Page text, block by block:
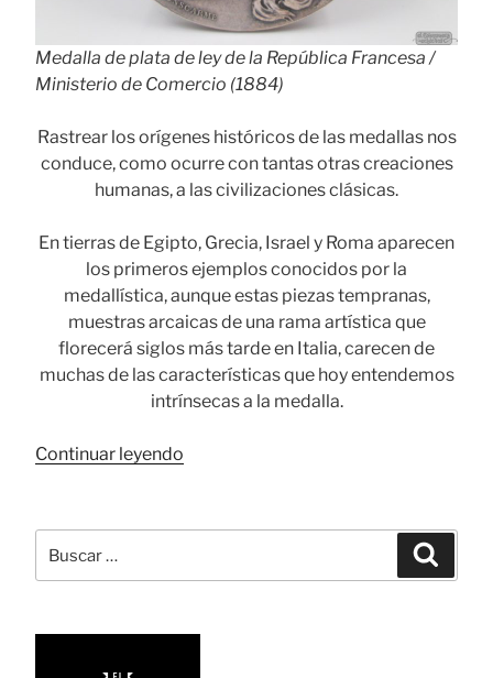
Medalla de plata de ley de la República Francesa /
Ministerio de Comercio (1884)
Rastrear los orígenes históricos de las medallas nos
conduce, como ocurre con tantas otras creaciones
humanas, a las civilizaciones clásicas.
En tierras de Egipto, Grecia, Israel y Roma aparecen
los primeros ejemplos conocidos por la
medallística, aunque estas piezas tempranas,
muestras arcaicas de una rama artística que
florecerá siglos más tarde en Italia, carecen de
muchas de las características que hoy entendemos
intrínsecas a la medalla.
Continuar leyendo
arte
mucha
por: